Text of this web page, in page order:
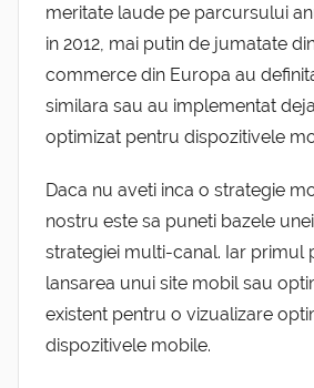
meritate laude pe parcursului
in 2012, mai putin de jumatate
commerce din Europa au
similara sau au implementat
optimizat pentru dispozitivele
Daca nu aveti inca o strategie
nostru este sa puneti bazele
strategiei multi-canal. Iar primul
lansarea unui site mobil sau
existent pentru o vizualizare
dispozitivele mobile.